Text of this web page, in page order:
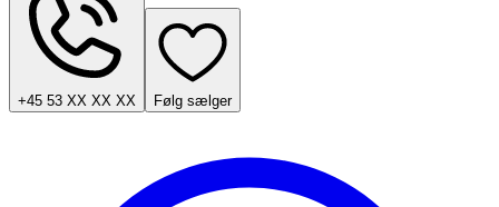
+45 53 XX XX XX Følg sælger